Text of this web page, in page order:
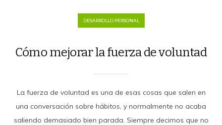
DESARROLLO PERSONAL
Cómo mejorar la fuerza de voluntad
La fuerza de voluntad es una de esas cosas que salen en
una conversación sobre hábitos, y normalmente no acaba
saliendo demasiado bien parada. Siempre decimos que no